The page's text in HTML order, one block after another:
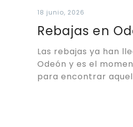
18 junio, 2026
Rebajas en
Las rebajas ya han
Odeón y es el
para encontrar